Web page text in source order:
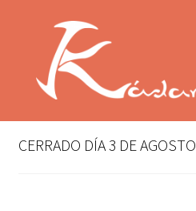
navegación
contenido
INICIO
CERRADO DÍA 3 DE AGOSTO